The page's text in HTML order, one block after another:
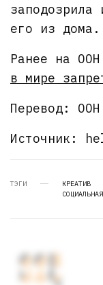
заподозрила
его из дома.
Ранее на
в мире
Перевод:
Источник:
ТЭГИ КРЕАТИВ